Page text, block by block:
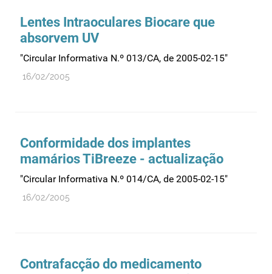
Ensaios clínicos
Fabrico
Farmacovigilância
Informação estatística
Lentes Intraoculares Biocare que
absorvem UV
"Circular Informativa N.º 013/CA, de 2005-02-15"
16/02/2005
Conformidade dos implantes
mamários TiBreeze - actualização
"Circular Informativa N.º 014/CA, de 2005-02-15"
16/02/2005
Contrafacção do medicamento